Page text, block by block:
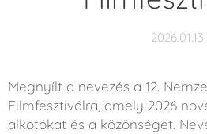
2026.01.13
Megnyílt a nevezés a 12.
Filmfesztiválra, amely 2026
alkotókat és a közönséget.